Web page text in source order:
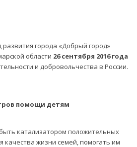
города «Добрый город»
области 26 сентября 2016 года
и добровольчества в России.
помощи детям
катализатором положительных
качества жизни семей, помогать им